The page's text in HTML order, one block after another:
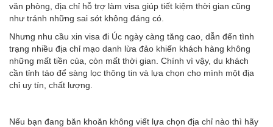
văn phòng, địa chỉ hỗ trợ làm visa giúp tiết kiệm thời gian cũng
như tránh những sai sót không đáng có.
Nhưng nhu cầu xin visa đi Úc ngày càng tăng cao, dẫn đến tình
trạng nhiều địa chỉ mạo danh lừa đảo khiến khách hàng không
những mất tiền của, còn mất thời gian. Chính vì vậy, du khách
cần tỉnh táo để sàng lọc thông tin và lựa chọn cho mình một địa
chỉ uy tín, chất lượng.
Nếu bạn đang băn khoăn không viết lựa chọn địa chỉ nào thì hãy